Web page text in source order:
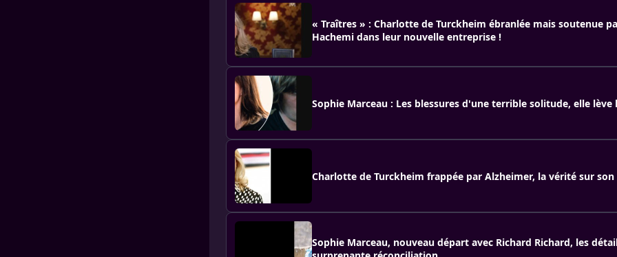
« Traîtres » : Charlotte de Turckheim ébranlée mais soutenue
Hachemi dans leur nouvelle entreprise !
Sophie Marceau : Les blessures d'une terrible solitude, elle lève
Charlotte de Turckheim frappée par Alzheimer, la vérité sur
Sophie Marceau, nouveau départ avec Richard Richard, les